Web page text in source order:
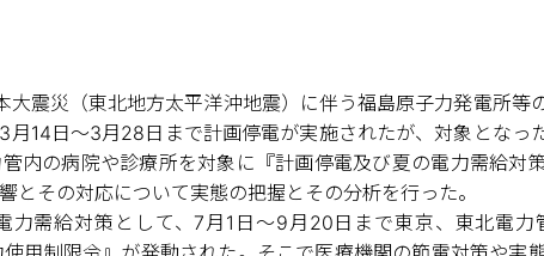
震災（東北地方太平洋沖地震）に伴う福島原子力発電所等
月14日〜3月28日まで計画停電が実施されたが、対象となっ
内の病院や診療所を対象に『計画停電及び夏の電力需給対
とその対応について実態の把握とその分析を行った。
需給対策として、7月1日〜9月20日まで東京、東北電力